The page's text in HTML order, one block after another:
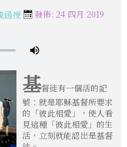
函授
發佈: 24 四月 2019
基督徒有一個活的記
號：就是耶穌基督所要求
的「彼此相愛」，使人看
見這種「彼此相愛」的生
活，立刻就能認出是基督